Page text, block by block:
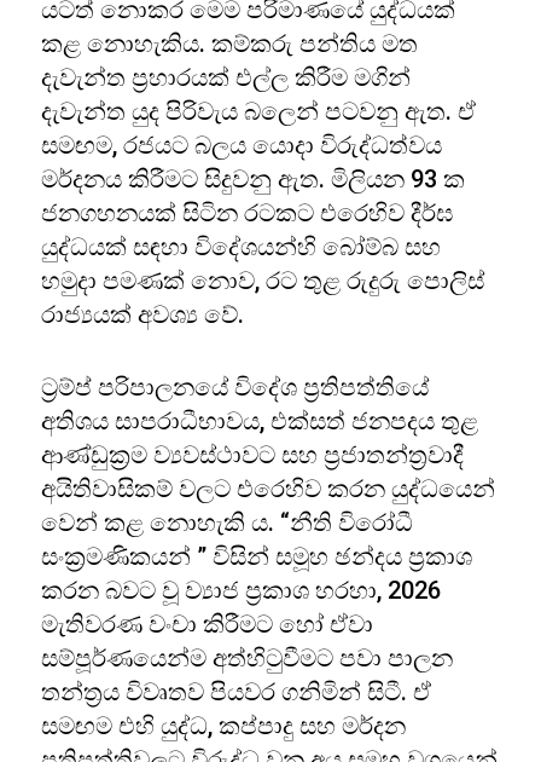
යටත් නොකර මෙම පරිමාණයේ යුද්ධයක්
කළ නොහැකිය. කම්කරු පන්තිය මත
දැවැන්ත ප්‍රහාරයක් එල්ල කිරීම මගින්
දැවැන්ත යුද පිරිවැය බලෙන් පටවනු ඇත. ඒ
සමඟම, රජයට බලය යොදා විරුද්ධත්වය
මර්දනය කිරීමට සිදුවනු ඇත. මිලියන 93 ක
ජනගහනයක් සිටින රටකට එරෙහිව දීර්ඝ
යුද්ධයක් සඳහා විදේශයන්හි බෝම්බ සහ
හමුදා පමණක් නොව, රට තුළ රුදුරු පොලිස්
රාජ්‍යයක් අවශ්‍ය වේ.
ට්‍රම්ප් පරිපාලනයේ විදේශ ප්‍රතිපත්තියේ
අතිශය සාපරාධීභාවය, එක්සත් ජනපදය තුළ
ආණ්ඩුක්‍රම ව්‍යවස්ථාවට සහ ප්‍රජාතන්ත්‍රවාදී
අයිතිවාසිකම් වලට එරෙහිව කරන යුද්ධයෙන්
වෙන් කළ නොහැකි ය. “නීති විරෝධී
සංක්‍රමණිකයන් ” විසින් සමූහ ඡන්දය ප්‍රකාශ
කරන බවට වූ ව්‍යාජ ප්‍රකාශ හරහා, 2026
මැතිවරණ වංචා කිරීමට හෝ ඒවා
සම්පූර්ණයෙන්ම අත්හිටුවීමට පවා පාලන
තන්ත්‍රය විවෘතව පියවර ගනිමින් සිටී. ඒ
සමඟම එහි යුද්ධ, කප්පාදු සහ මර්දන